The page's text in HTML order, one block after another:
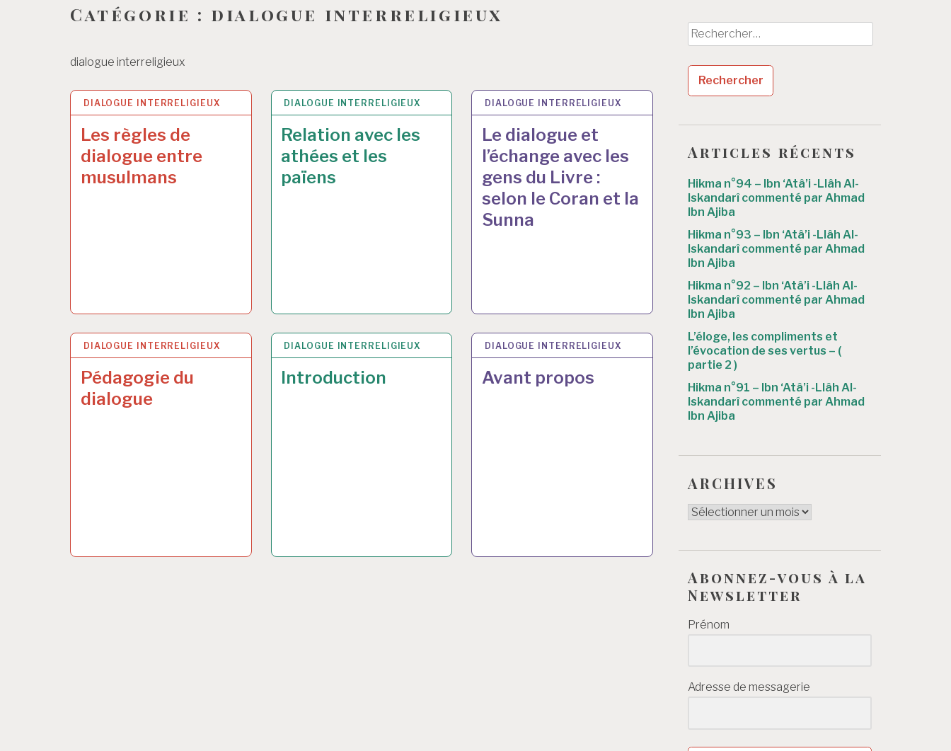
Catégorie : dialogue interreligieux
dialogue interreligieux
DIALOGUE INTERRELIGIEUX
Les règles de
dialogue entre
musulmans
30 JUIN 2017 DIALOGUE INTERRELIGIEUX
Relation avec les
athées et les
païens
30 JUIN 2017 DIALOGUE INTERRELIGIEUX
Le dialogue et
l’échange avec les
gens du Livre :
selon le Coran et la
Sunna
30 JUIN 2017
DIALOGUE INTERRELIGIEUX
Pédagogie du
dialogue
30 JUIN 2017 DIALOGUE INTERRELIGIEUX
Introduction
30 JUIN 2017 DIALOGUE INTERRELIGIEUX
Avant propos
30 JUIN 2017
Rechercher :
Articles récents
Hikma n°94 – Ibn ‘Atâ’i -Llâh Al-
Iskandarî commenté par Ahmad
Ibn Ajiba
Hikma n°93 – Ibn ‘Atâ’i -Llâh Al-
Iskandarî commenté par Ahmad
Ibn Ajiba
Hikma n°92 – Ibn ‘Atâ’i -Llâh Al-
Iskandarî commenté par Ahmad
Ibn Ajiba
L’éloge, les compliments et
l’évocation de ses vertus – (
partie 2 )
Hikma n°91 – Ibn ‘Atâ’i -Llâh Al-
Iskandarî commenté par Ahmad
Ibn Ajiba
ARCHIVES
ARCHIVES
Abonnez-vous à la
Newsletter
Prénom
Adresse de messagerie